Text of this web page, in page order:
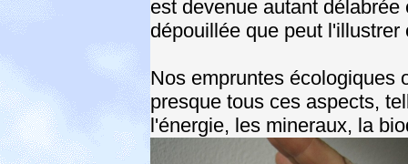
est devenue autant délabrée
dépouillée que peut
Nos empruntes écologiques
presque tous ces aspects,
l'énergie, les mineraux, la